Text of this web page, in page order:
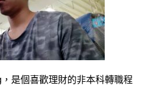
是個喜歡理財的非本科轉職程